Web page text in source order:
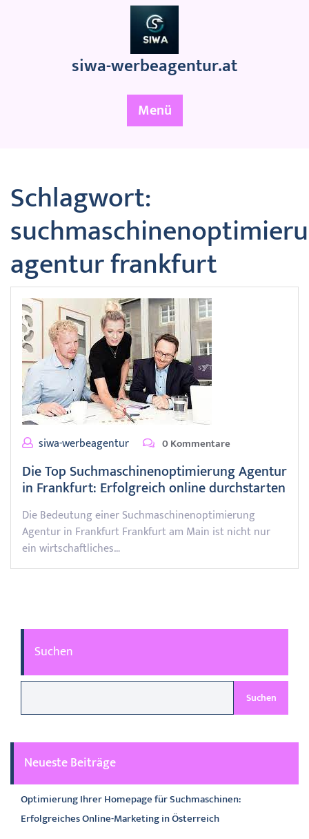
siwa-werbeagentur.at
Menü
Schlagwort:
agentur frankfurt
siwa-werbeagentur 0 Kommentare
Die Top Suchmaschinenoptimierung Agentur
in Frankfurt: Erfolgreich online durchstarten
Die Bedeutung einer Suchmaschinenoptimierung
Agentur in Frankfurt Frankfurt am Main ist nicht nur
ein wirtschaftliches…
Suchen
Suchen
Neueste Beiträge
Optimierung Ihrer Homepage für Suchmaschinen:
Erfolgreiches Online-Marketing in Österreich